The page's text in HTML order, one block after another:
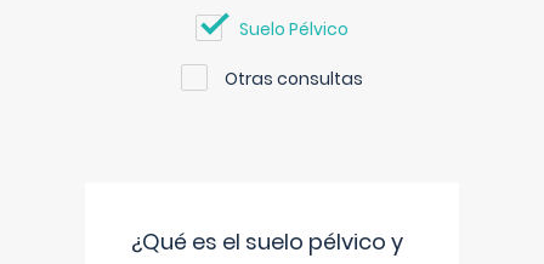
Suelo Pélvico
Otras consultas
¿Qué es el suelo pélvico y